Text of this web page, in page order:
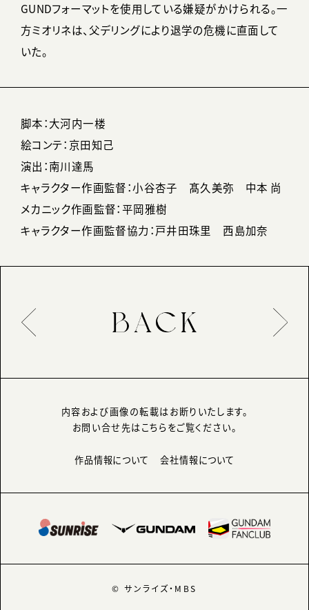
GUNDフォーマットを使用している嫌疑がかけられる。一
方ミオリネは、父デリングにより退学の危機に直面して
いた。
脚本：大河内一楼
絵コンテ：京田知己
演出：南川達馬
キャラクター作画監督：小谷杏子 髙久美弥 中本 尚
メカニック作画監督：平岡雅樹
キャラクター作画監督協力：戸井田珠里 西島加奈
内容および画像の転載はお断りいたします。
お問い合せ先はこちらをご覧ください。
作品情報について 会社情報について
© サンライズ・MBS